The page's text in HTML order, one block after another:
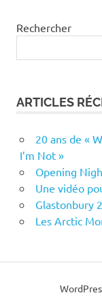
Rechercher
ARTICLES
20 ans de «
I’m Not »
Opening
Une vidéo
Glastonbury
Les Arctic